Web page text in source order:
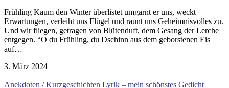
Frühling Kaum den Winter überlistet umgarnt er uns, weckt
Erwartungen, verleiht uns Flügel und raunt uns Geheimnisvolles zu.
Und wir fliegen, getragen von Blütenduft, dem Gesang der Lerche
entgegen. “O du Frühling, du Dschinn aus dem geborstenen Eis
auf…
3. März 2024
Anekdoten / Kurzgeschichten Lyrik – mein schönstes Gedicht